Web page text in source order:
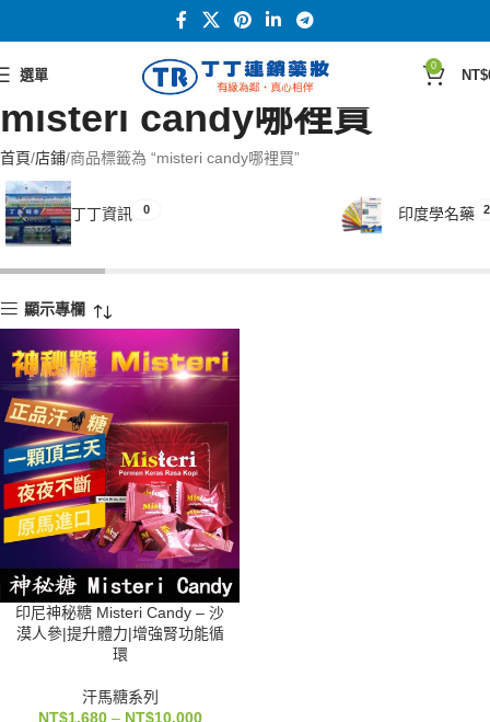
選單
0
NT$
misteri candy哪裡買
首頁 店鋪 商品標籤為 “misteri candy哪裡買”
丁丁資訊 0 印度學名藥
顯示專欄
印尼神秘糖 Misteri Candy – 沙
漠人參|提升體力|增強腎功能循
環
汗馬糖系列
NT$1,680 – NT$10,000